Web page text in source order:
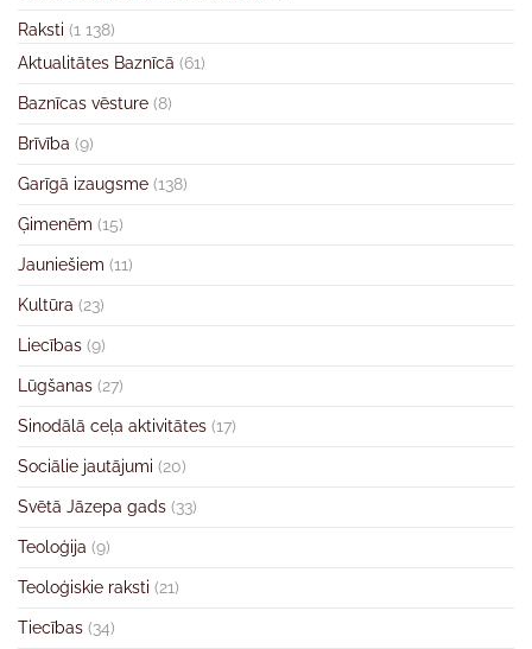
Raksti (1 138)
Aktualitātes Baznīcā (61)
Baznīcas vēsture (8)
Brīvība (9)
Garīgā izaugsme (138)
Ģimenēm (15)
Jauniešiem (11)
Kultūra (23)
Liecības (9)
Lūgšanas (27)
Sinodālā ceļa aktivitātes (17)
Sociālie jautājumi (20)
Svētā Jāzepa gads (33)
Teoloģija (9)
Teoloģiskie raksti (21)
Tiecības (34)